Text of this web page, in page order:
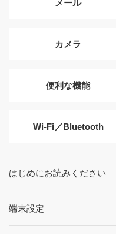
メール
カメラ
便利な機能
Wi-Fi／Bluetooth
はじめにお読みください
端末設定